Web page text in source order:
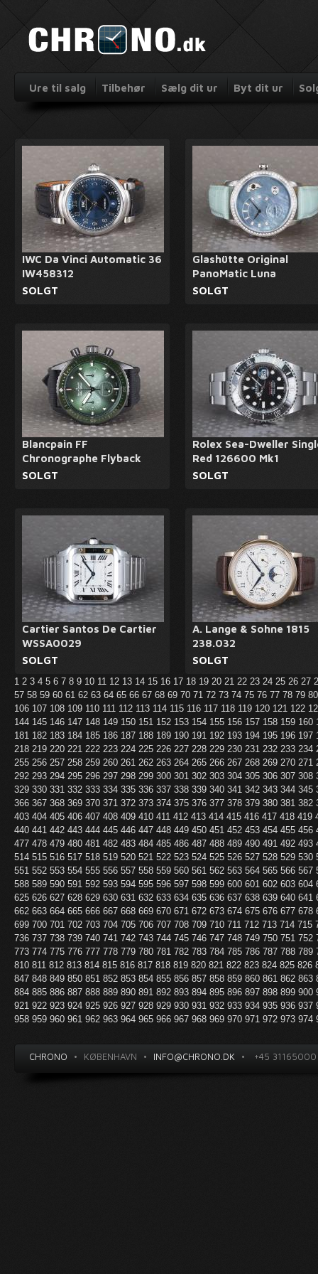
Ure til salg Tilbehør Sælg dit ur Byt dit ur
IWC Da Vinci Automatic 36
IW458312
SOLGT
Glashütte Original
PanoMatic Luna
SOLGT
Blancpain FF
Chronographe Flyback
SOLGT
Rolex Sea-Dweller
Red 126600 Mk1
SOLGT
Cartier Santos De Cartier
WSSA0029
SOLGT
A. Lange & Sohne 1815
238.032
SOLGT
1 2 3 4 5 6 7 8 9 10 11 12 13 14 15 16 17 18 19 20 21 22 23 24 25 26 27
57 58 59 60 61 62 63 64 65 66 67 68 69 70 71 72 73 74 75 76 77 78 79
106 107 108 109 110 111 112 113 114 115 116 117 118 119 120 121 122
144 145 146 147 148 149 150 151 152 153 154 155 156 157 158 159 160
181 182 183 184 185 186 187 188 189 190 191 192 193 194 195 196 197
218 219 220 221 222 223 224 225 226 227 228 229 230 231 232 233 234
255 256 257 258 259 260 261 262 263 264 265 266 267 268 269 270 271
292 293 294 295 296 297 298 299 300 301 302 303 304 305 306 307 308
329 330 331 332 333 334 335 336 337 338 339 340 341 342 343 344 345
366 367 368 369 370 371 372 373 374 375 376 377 378 379 380 381 382
403 404 405 406 407 408 409 410 411 412 413 414 415 416 417 418 419
440 441 442 443 444 445 446 447 448 449 450 451 452 453 454 455 456
477 478 479 480 481 482 483 484 485 486 487 488 489 490 491 492 493
514 515 516 517 518 519 520 521 522 523 524 525 526 527 528 529 530
551 552 553 554 555 556 557 558 559 560 561 562 563 564 565 566 567
588 589 590 591 592 593 594 595 596 597 598 599 600 601 602 603 604
625 626 627 628 629 630 631 632 633 634 635 636 637 638 639 640 641
662 663 664 665 666 667 668 669 670 671 672 673 674 675 676 677 678
699 700 701 702 703 704 705 706 707 708 709 710 711 712 713 714 715
736 737 738 739 740 741 742 743 744 745 746 747 748 749 750 751 752
773 774 775 776 777 778 779 780 781 782 783 784 785 786 787 788 789
810 811 812 813 814 815 816 817 818 819 820 821 822 823 824 825 826
847 848 849 850 851 852 853 854 855 856 857 858 859 860 861 862 863
884 885 886 887 888 889 890 891 892 893 894 895 896 897 898 899 900
921 922 923 924 925 926 927 928 929 930 931 932 933 934 935 936 937
958 959 960 961 962 963 964 965 966 967 968 969 970 971 972 973 974
CHRONO • KØBENHAVN • INFO@CHRONO.DK • +45 31165000